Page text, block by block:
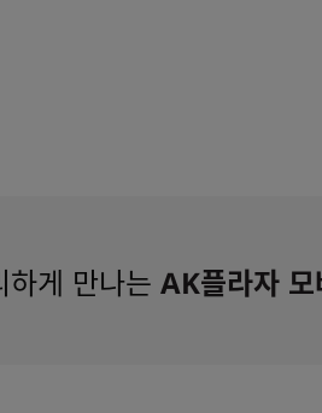
게 만나는 AK플라자